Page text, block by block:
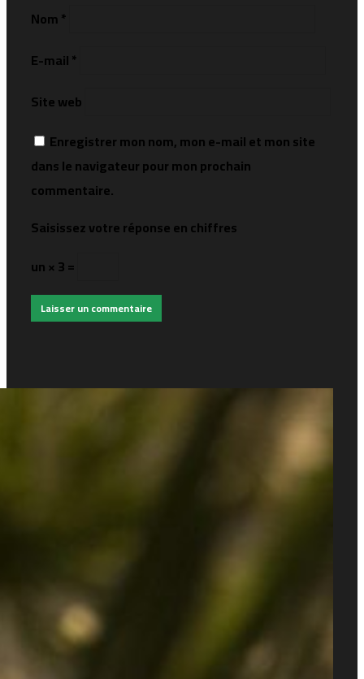
Nom*
E-mail*
Site web
Enregistrer mon nom, mon e-mail et mon site
dans le navigateur pour mon prochain
commentaire.
Saisissez votre réponse en chiffres
un × 3 =